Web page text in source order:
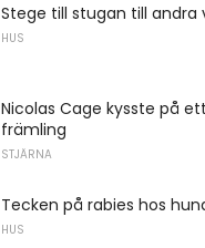
Stege till stugan till andra
HUS
Nicolas Cage kysste på
främling
STJÄRNA
Tecken på rabies hos
HUS